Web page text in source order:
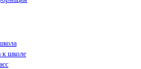
к школе